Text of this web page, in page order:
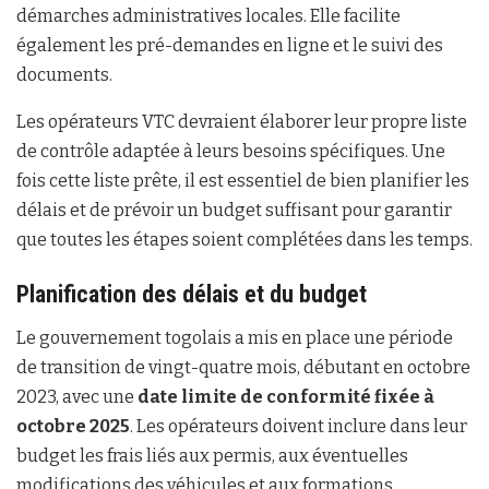
démarches administratives locales. Elle facilite
également les pré-demandes en ligne et le suivi des
documents.
Les opérateurs VTC devraient élaborer leur propre liste
de contrôle adaptée à leurs besoins spécifiques. Une
fois cette liste prête, il est essentiel de bien planifier les
délais et de prévoir un budget suffisant pour garantir
que toutes les étapes soient complétées dans les temps.
Planification des délais et du budget
Le gouvernement togolais a mis en place une période
de transition de vingt-quatre mois, débutant en octobre
2023, avec une date limite de conformité fixée à
octobre 2025. Les opérateurs doivent inclure dans leur
budget les frais liés aux permis, aux éventuelles